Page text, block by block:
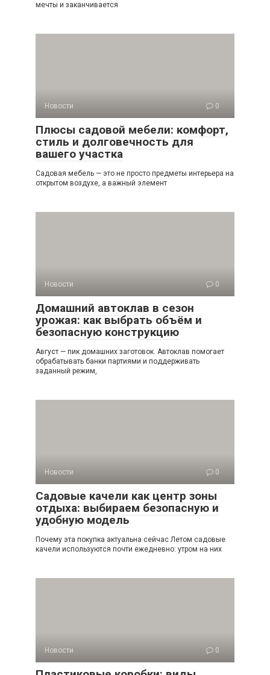
мечты и заканчивается
Новости 0
Плюсы садовой мебели: комфорт,
стиль и долговечность для
вашего участка
Садовая мебель — это не просто предметы интерьера на
открытом воздухе, а важный элемент
Новости 0
Домашний автоклав в сезон
урожая: как выбрать объём и
безопасную конструкцию
Август — пик домашних заготовок. Автоклав помогает
обрабатывать банки партиями и поддерживать
заданный режим,
Новости 0
Садовые качели как центр зоны
отдыха: выбираем безопасную и
удобную модель
Почему эта покупка актуальна сейчас Летом садовые
качели используются почти ежедневно: утром на них
Новости 0